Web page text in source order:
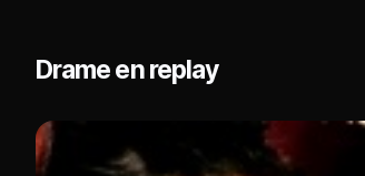
Drame en replay